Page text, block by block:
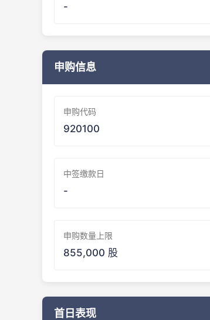
-
申购信息
申购代码
920100
中签缴款日
-
申购数量上限
855,000 股
首日表现